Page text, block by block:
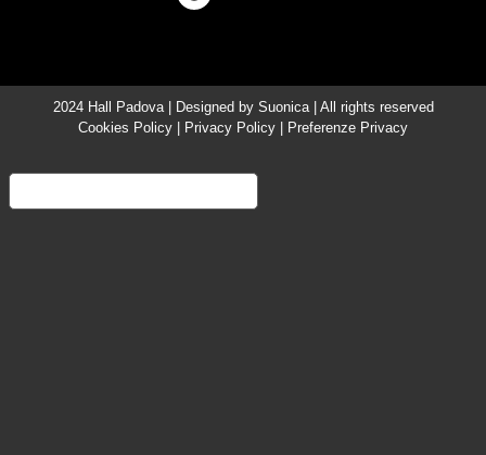
2024 Hall Padova | Designed by Suonica| All rights reserved
Cookies Policy
Privacy Policy Preferenze Privacy